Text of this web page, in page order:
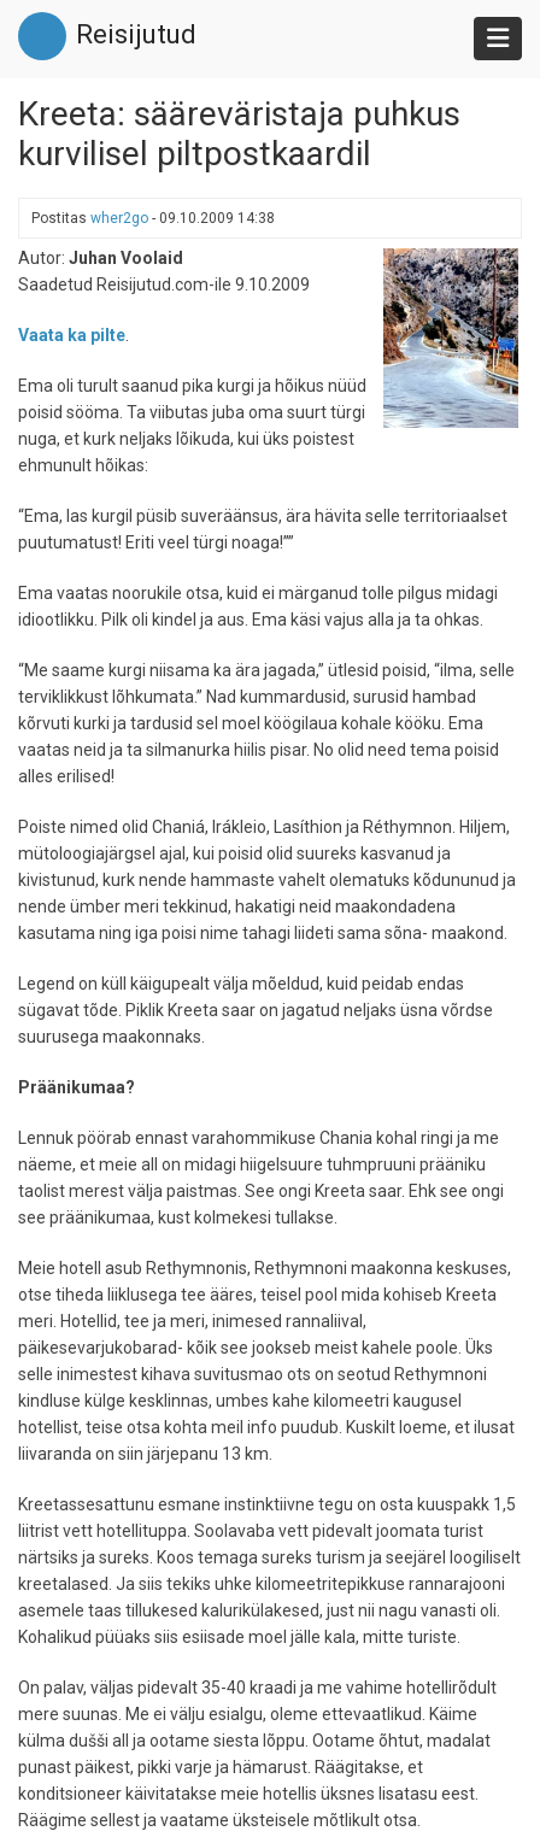
Liigu
edasi
põhisisu
Reisijutud
Kreeta: sääreväristaja puhkus
kurvilisel piltpostkaardil
Postitas wher2go - 09.10.2009 14:38
Autor: Juhan Voolaid
Saadetud Reisijutud.com-ile 9.10.2009
Vaata ka pilte
Ema oli turult saanud pika kurgi ja hõikus nüüd
poisid sööma. Ta viibutas juba oma suurt türgi
nuga, et kurk neljaks lõikuda, kui üks poistest
ehmunult hõikas:
“Ema, las kurgil püsib suveräänsus, ära hävita selle territoriaalset
puutumatust! Eriti veel türgi noaga!””
Ema vaatas noorukile otsa, kuid ei märganud tolle pilgus midagi
idiootlikku. Pilk oli kindel ja aus. Ema käsi vajus alla ja ta ohkas.
“Me saame kurgi niisama ka ära jagada,” ütlesid poisid, “ilma, selle
terviklikkust lõhkumata.” Nad kummardusid, surusid hambad
kõrvuti kurki ja tardusid sel moel köögilaua kohale kööku. Ema
vaatas neid ja ta silmanurka hiilis pisar. No olid need tema poisid
alles erilised!
Poiste nimed olid Chaniá, Irákleio, Lasíthion ja Réthymnon. Hiljem,
mütoloogiajärgsel ajal, kui poisid olid suureks kasvanud ja
kivistunud, kurk nende hammaste vahelt olematuks kõdununud ja
nende ümber meri tekkinud, hakatigi neid maakondadena
kasutama ning iga poisi nime tahagi liideti sama sõna- maakond.
Legend on küll käigupealt välja mõeldud, kuid peidab endas
sügavat tõde. Piklik Kreeta saar on jagatud neljaks üsna võrdse
suurusega maakonnaks.
Präänikumaa?
Lennuk pöörab ennast varahommikuse Chania kohal ringi ja me
näeme, et meie all on midagi hiigelsuure tuhmpruuni prääniku
taolist merest välja paistmas. See ongi Kreeta saar. Ehk see ongi
see präänikumaa, kust kolmekesi tullakse.
Meie hotell asub Rethymnonis, Rethymnoni maakonna keskuses,
otse tiheda liiklusega tee ääres, teisel pool mida kohiseb Kreeta
meri. Hotellid, tee ja meri, inimesed rannaliival,
päikesevarjukobarad- kõik see jookseb meist kahele poole. Üks
selle inimestest kihava suvitusmao ots on seotud Rethymnoni
kindluse külge kesklinnas, umbes kahe kilomeetri kaugusel
hotellist, teise otsa kohta meil info puudub. Kuskilt loeme, et ilusat
liivaranda on siin järjepanu 13 km.
Kreetassesattunu esmane instinktiivne tegu on osta kuuspakk 1,5
liitrist vett hotellituppa. Soolavaba vett pidevalt joomata turist
närtsiks ja sureks. Koos temaga sureks turism ja seejärel loogiliselt
kreetalased. Ja siis tekiks uhke kilomeetritepikkuse rannarajooni
asemele taas tillukesed kalurikülakesed, just nii nagu vanasti oli.
Kohalikud püüaks siis esiisade moel jälle kala, mitte turiste.
On palav, väljas pidevalt 35-40 kraadi ja me vahime hotellirõdult
mere suunas. Me ei välju esialgu, oleme ettevaatlikud. Käime
külma dušši all ja ootame siesta lõppu. Ootame õhtut, madalat
punast päikest, pikki varje ja hämarust. Räägitakse, et
konditsioneer käivitatakse meie hotellis üksnes lisatasu eest.
Räägime sellest ja vaatame üksteisele mõtlikult otsa.